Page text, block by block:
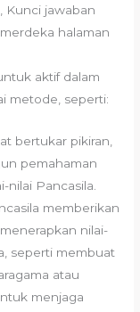
Kunci jawaban
halaman
aktif dalam
metode, seperti:
bertukar pikiran,
pemahaman
nilai Pancasila.
memberikan
nilai-
seperti membuat
atau
menjaga